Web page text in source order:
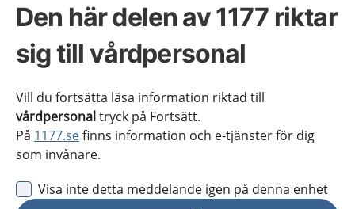
Den här delen av 1177 riktar
sig till vårdpersonal
Vill du fortsätta läsa information riktad till
vårdpersonaltryck på Fortsätt.
På 1177.sefinns information och e-tjänster för dig
som invånare.
Visa inte detta meddelande igen på denna enhet
Kalmar län
Kronoberg
Norrbotten